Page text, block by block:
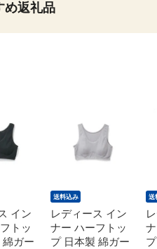
め返礼品
イン
トッ
綿ガー
送料込み
レディース イン
ナー ハーフトッ
プ 日本製 綿ガー
送